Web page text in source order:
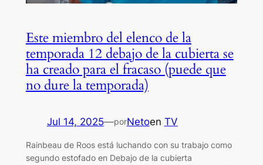
Este miembro del elenco de la
temporada 12 debajo de la cubierta se
ha creado para el fracaso (puede que
no dure la temporada)
Jul 14, 2025—porNetoen TV
Rainbeau de Roos está luchando con su trabajo como
segundo estofado en Debajo de la cubierta